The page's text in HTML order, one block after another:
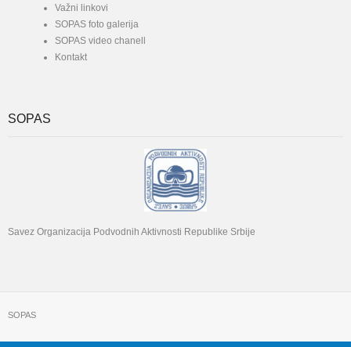
Važni linkovi
SOPAS foto galerija
SOPAS video chanell
Kontakt
SOPAS
Savez Organizacija Podvodnih Aktivnosti Republike Srbije
SOPAS